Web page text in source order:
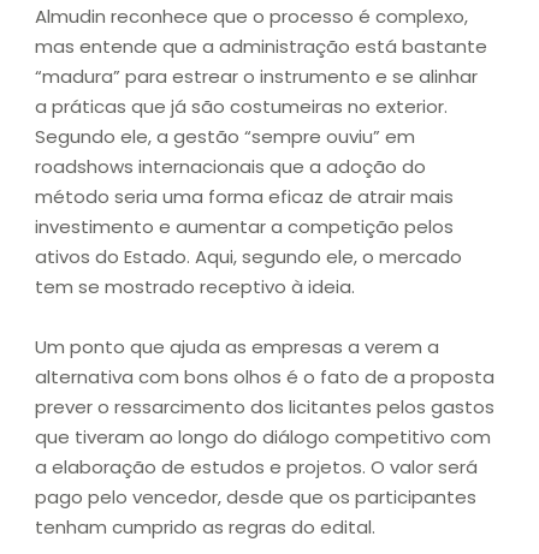
Almudin reconhece que o processo é complexo,
mas entende que a administração está bastante
“madura” para estrear o instrumento e se alinhar
a práticas que já são costumeiras no exterior.
Segundo ele, a gestão “sempre ouviu” em
roadshows internacionais que a adoção do
método seria uma forma eficaz de atrair mais
investimento e aumentar a competição pelos
ativos do Estado. Aqui, segundo ele, o mercado
tem se mostrado receptivo à ideia.
Um ponto que ajuda as empresas a verem a
alternativa com bons olhos é o fato de a proposta
prever o ressarcimento dos licitantes pelos gastos
que tiveram ao longo do diálogo competitivo com
a elaboração de estudos e projetos. O valor será
pago pelo vencedor, desde que os participantes
tenham cumprido as regras do edital.